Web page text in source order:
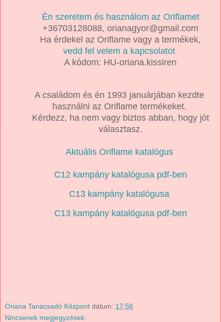
Én szeretem és használom az Oriflamet
+36703128088, orianagyor@gmail.com
Ha érdekel az Oriflame vagy a termékek,
vedd fel velem a kapcsolatot
A kódom: HU-oriana.kissiren
A családom és én 1993 januárjában kezdte
használni az Oriflame termékeket.
Kérdezz, ha nem vagy biztos abban, hogy jót
választasz.
Aktuális Oriflame katalógus
C12 kampány katalógusa pdf-ben
C13 kampány katalógusa
C13 kampány katalógusa pdf-ben
Oriana Tanácsadó Központ dátum: 17:56
Nincsenek megjegyzések: